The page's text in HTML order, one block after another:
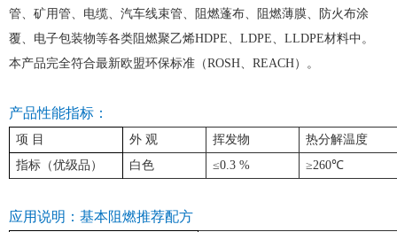
管、矿用管、电缆、汽车线束管、阻燃蓬布、阻燃薄膜、防火布涂
覆、电子包装物等各类阻燃聚乙烯HDPE、LDPE、LLDPE材料中。
本产品完全符合最新欧盟环保标准（ROSH、REACH）。
产品性能指标：
项 目 外 观 挥发物
热分解温度
指标（优级品）
白色 ≤0.3 % ≥260℃
应用说明：基本阻燃推荐配方